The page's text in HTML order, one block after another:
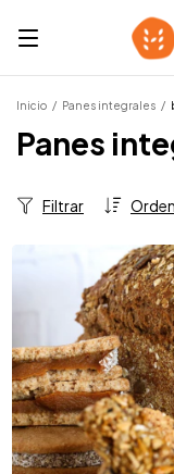
Inicio / Panes integrales /
Panes
Filtrar